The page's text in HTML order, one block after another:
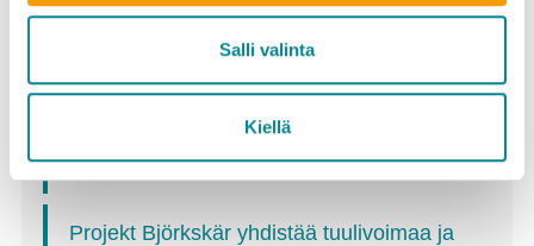
Salli valinta
Kiellä
Biogeeli öljyvahinkojen torjuntaan
Satelliittimerkinnällä haahkojen liikkeet
selville
Projekt Björkskär yhdistää tuulivoimaa ja